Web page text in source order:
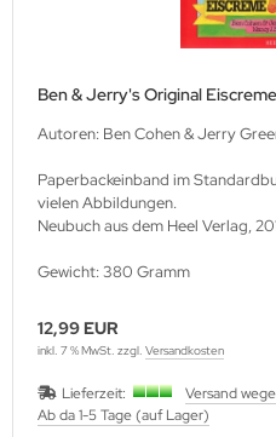
Ben & Jerry's Original
Autoren: Ben Cohen & Jerry
Paperbackeinband im
vielen Abbildungen.
Neubuch aus dem Heel Verlag,
Gewicht: 380 Gramm
12,99 EUR
inkl. 7 % MwSt. zzgl. Versandkosten
Lieferzeit:
Versand
Ab da 1-5 Tage (auf Lager)